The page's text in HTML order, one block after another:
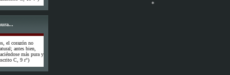
el corazón no
antes bien,
más pura y
C, 9 r°)